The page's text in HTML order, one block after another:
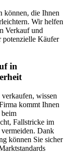
können, die Ihnen
Wir helfen
Verkauf und
potenzielle Käufer
in
wissen
kommt Ihnen
Fallstricke im
vermeiden. Dank
können Sie sicher